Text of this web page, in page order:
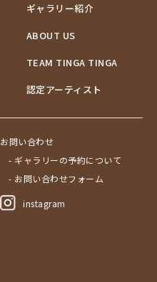
ギャラリー紹介
ABOUT US
TEAM TINGA TINGA
認定アーティスト
お問い合わせ
- ギャラリーの予約について
- お問い合わせフォーム
instagram